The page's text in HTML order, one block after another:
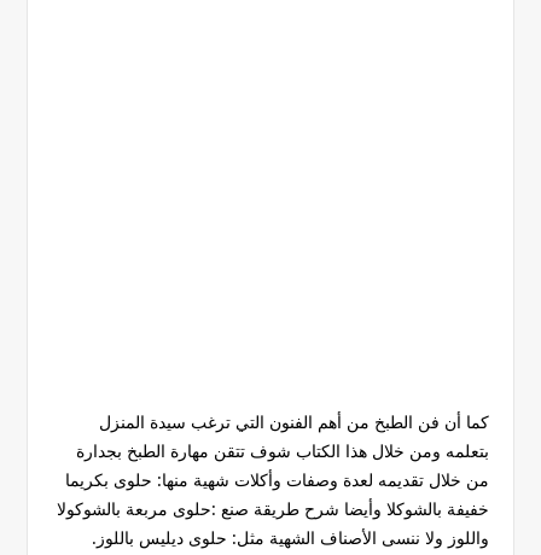
كما أن فن الطبخ من أهم الفنون التي ترغب سيدة المنزل
بتعلمه ومن خلال هذا الكتاب شوف تتقن مهارة الطبخ بجدارة
من خلال تقديمه لعدة وصفات وأكلات شهية منها: حلوى بكريما
خفيفة بالشوكلا وأيضا شرح طريقة صنع :حلوى مربعة بالشوكولا
واللوز ولا ننسى الأصناف الشهية مثل: حلوى ديليس باللوز.